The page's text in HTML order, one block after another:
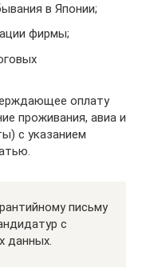
в Японии;
фирмы;
оплату
проживания, авиа и
с указанием
письму
с
данных.